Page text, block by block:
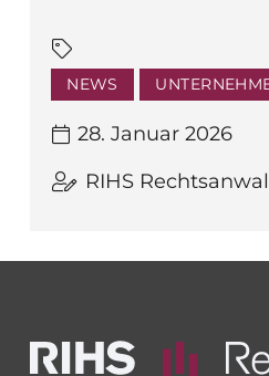
NEWS
28. Januar 2026
RIHS